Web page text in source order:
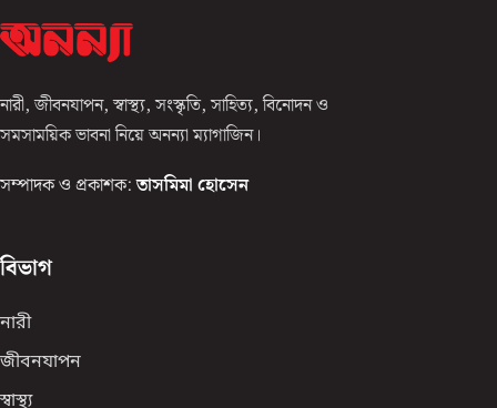
নারী, জীবনযাপন, স্বাস্থ্য, সংস্কৃতি, সাহিত্য, বিনোদন ও
সমসাময়িক ভাবনা নিয়ে অনন্যা ম্যাগাজিন।
সম্পাদক ও প্রকাশক: তাসমিমা হোসেন
বিভাগ
নারী
জীবনযাপন
স্বাস্থ্য